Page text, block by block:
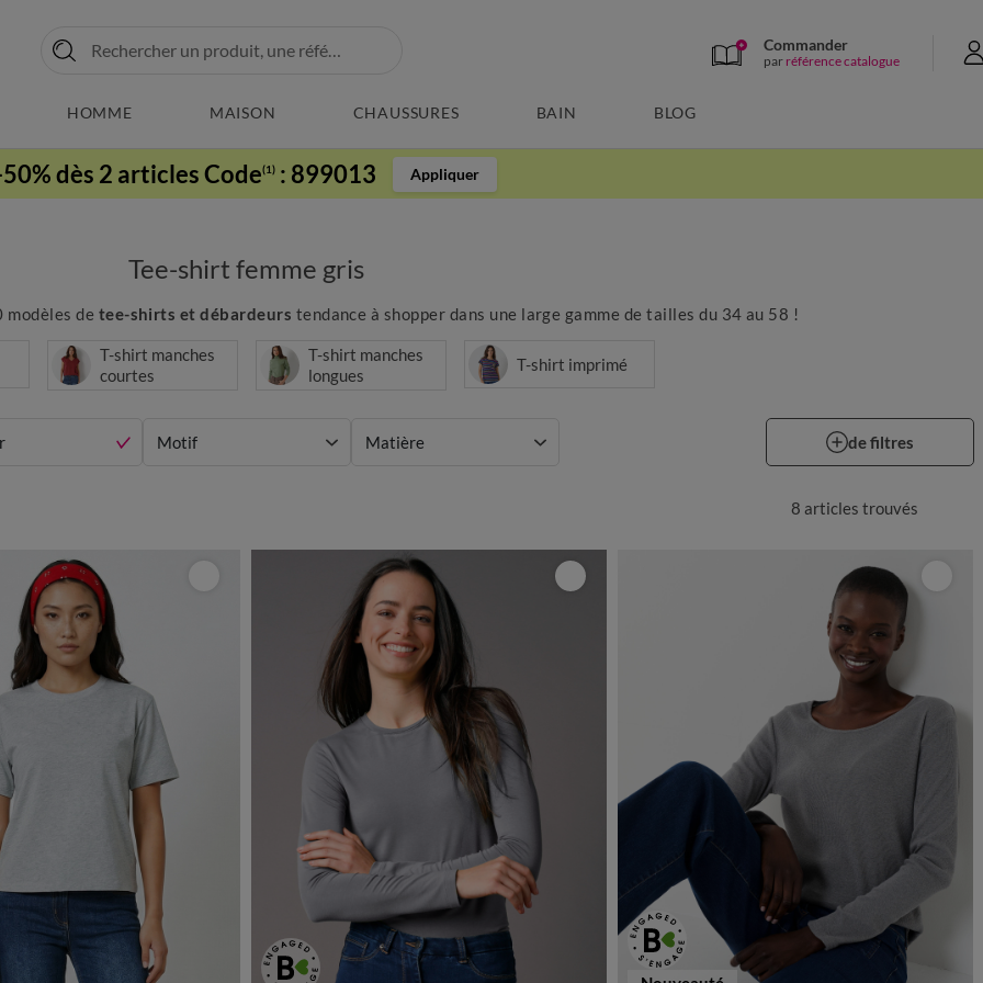
Commander
par référence catalogue
HOMME MAISON CHAUSSURES BAIN BLOG
dès 2 articles Code(1) : 899013 Appliquer
Tee-shirt femme gris
de tee-shirts et débardeurs tendance à shopper dans une large gamme de tailles du 34 au 58 !
T-shirt manches
courtes
T-shirt manches
longues
T-shirt imprimé
Motif Matière de filtres
8 articles trouvés